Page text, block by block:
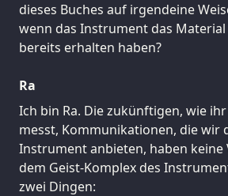
dieses Buches auf irgendeine
wenn das Instrument das
bereits erhalten haben?
Ra
Ich bin Ra. Die zukünftigen, wie
messt, Kommunikationen, die wir
Instrument anbieten, haben
dem Geist-Komplex des
zwei Dingen: